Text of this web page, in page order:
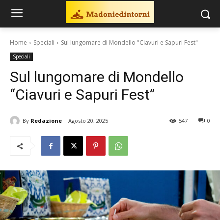
Home Speciali Sul lungomare di Mondello "Ciavuri e Sapuri Fest"
Speciali
Sul lungomare di Mondello
“Ciavuri e Sapuri Fest”
By Redazione Agosto 20, 2025 0
547